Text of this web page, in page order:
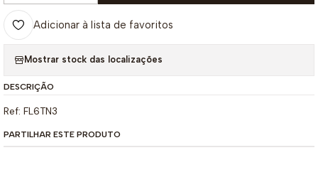
Adicionar à lista de favoritos
Mostrar stock das localizações
DESCRIÇÃO
Ref: FL6TN3
PARTILHAR ESTE PRODUTO